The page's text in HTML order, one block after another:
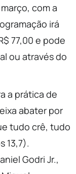
com a
irá
77,00 e pode
ou através do
a prática de
abater por
tudo crê, tudo
13,7).
Godri Jr.,